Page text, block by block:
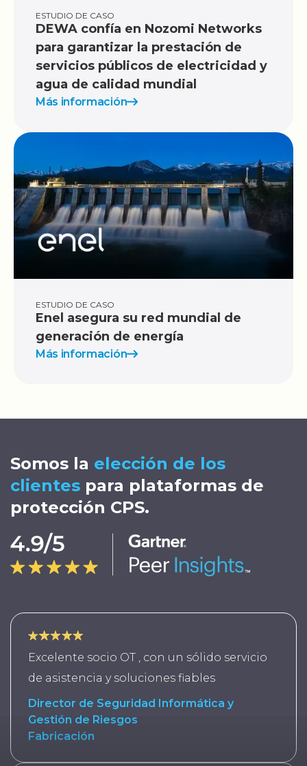
ESTUDIO DE CASO
DEWA confía en Nozomi Networks
para garantizar la prestación de
servicios públicos de electricidad y
agua de calidad mundial
Más información
ESTUDIO DE CASO
Enel asegura su red mundial de
generación de energía
Más información
Somos la elección de los
clientes para plataformas de
protección CPS.
Excelente socio OT , con un sólido servicio
de asistencia y soluciones fiables
Director de Seguridad Informática y
Gestión de Riesgos
Fabricación